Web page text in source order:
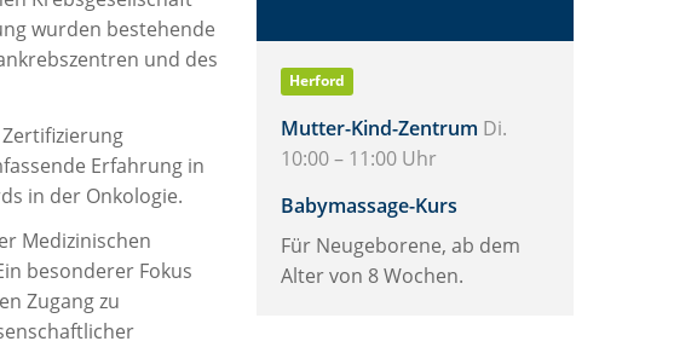
wurden bestehende
und des
Erfahrung in
in der Onkologie.
Medizinischen
besonderer Fokus
Zugang zu
Herford
Mutter-Kind-Zentrum Di.
10:00 – 11:00 Uhr
Babymassage-Kurs
Für Neugeborene, ab dem
Alter von 8 Wochen.